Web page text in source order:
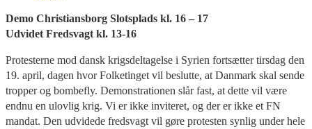
Demo Christiansborg Slotsplads kl. 16 – 17
Udvidet Fredsvagt kl. 13-16
Protesterne mod dansk krigsdeltagelse i Syrien fortsætter tirsdag den
19. april, dagen hvor Folketinget vil beslutte, at Danmark skal sende
tropper og bombefly. Demonstrationen slår fast, at dette vil være
endnu en ulovlig krig. Vi er ikke inviteret, og der er ikke et FN
mandat. Den udvidede fredsvagt vil gøre protesten synlig under hele